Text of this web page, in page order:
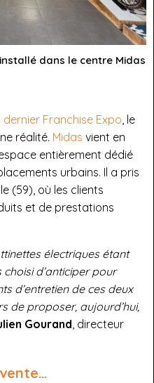
dans le centre Midas
Franchise Expo, le
réalité. Midas vient en
entièrement dédié
urbains. Il a pris
(59), où les clients
et de prestations
électriques étant
d’anticiper pour
d’entretien de ces deux
de proposer, aujourd’hui,
Gourand, directeur